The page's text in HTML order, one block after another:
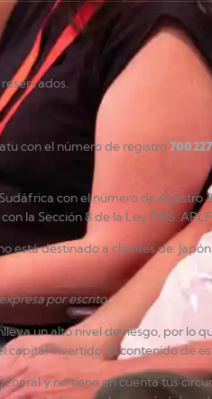
reservados.
con el número de registro700227
con el número de
la Sección 8 de la Ley FAIS.
está destinado a clientes de:
por escrito.
un alto nivel de riesgo, por lo
invertido. El contenido de
y no tiene en cuenta tus